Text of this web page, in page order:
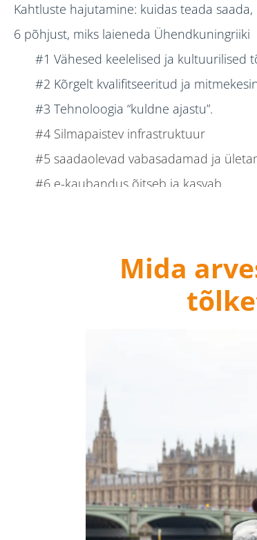
Kahtluste hajutamine: kuidas teada
6 põhjust, miks laieneda Ühendkuningriiki
#1 Vähesed keelelised ja kultuurilised
#2 Kõrgelt kvalifitseeritud ja
#3 Tehnoloogia “kuldne ajastu”.
#4 Silmapaistev infrastruktuur
#5 saadaolevad vabasadamad ja
#6 e-kaubandus õitseb ja kasvab
Mida